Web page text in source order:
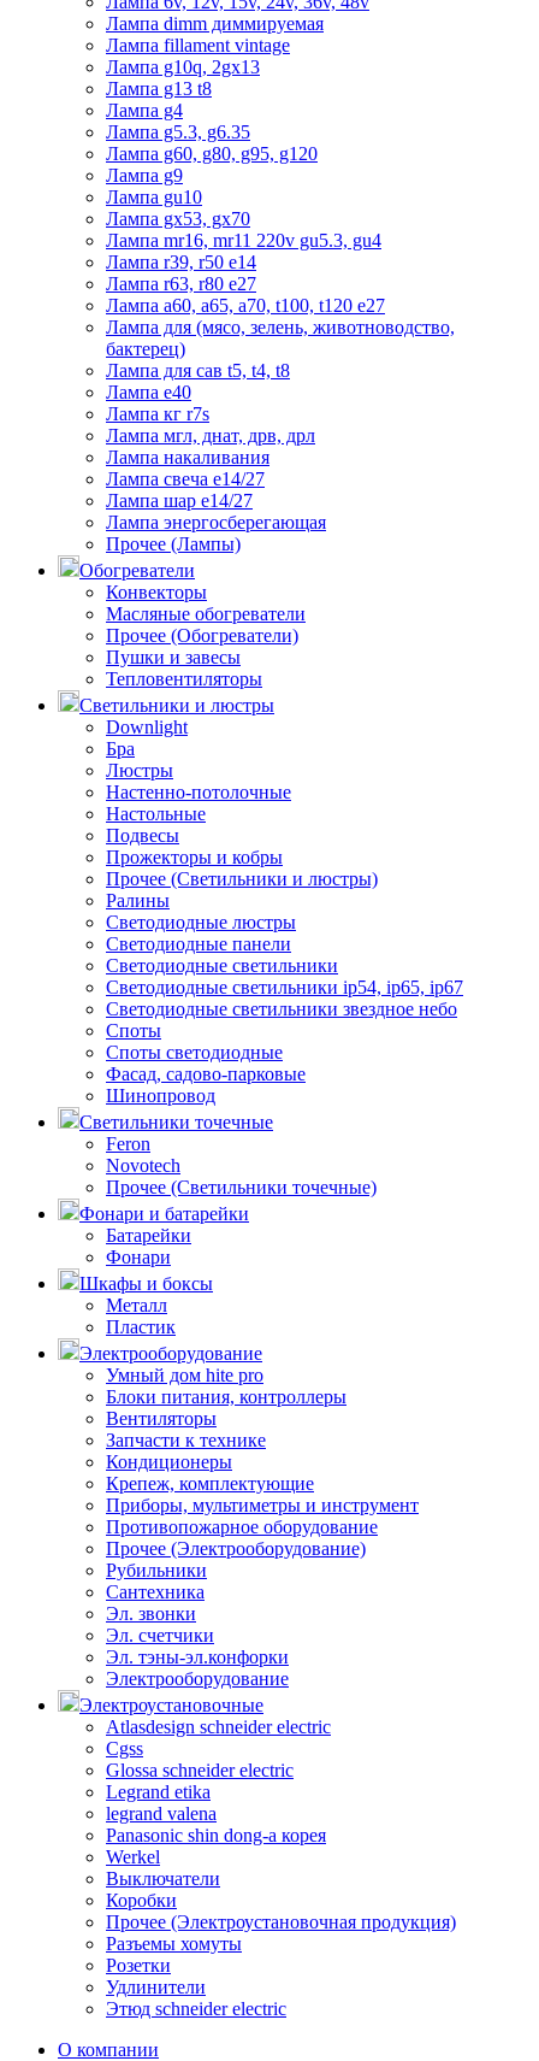
Лампа dimm диммируемая
Лампа fillament vintage
Лампа g10q, 2gx13
Лампа g13 t8
Лампа g4
Лампа g5.3, g6.35
Лампа g60, g80, g95, g120
Лампа g9
Лампа gu10
Лампа gx53, gx70
Лампа mr16, mr11 220v gu5.3, gu4
Лампа r39, r50 е14
Лампа r63, r80 е27
Лампа а60, а65, а70, t100, t120 е27
Лампа для (мясо, зелень, животноводство,
бактерец)
Лампа для сав t5, t4, t8
Лампа е40
Лампа кг r7s
Лампа мгл, днат, дрв, дрл
Лампа накаливания
Лампа свеча е14/27
Лампа шар е14/27
Лампа энергосберегающая
Прочее (Лампы)
Обогреватели
Конвекторы
Масляные обогреватели
Прочее (Обогреватели)
Пушки и завесы
Тепловентиляторы
Светильники и люстры
Downlight
Бра
Люстры
Настенно-потолочные
Настольные
Подвесы
Прожекторы и кобры
Прочее (Светильники и люстры)
Ралины
Светодиодные люстры
Светодиодные панели
Светодиодные светильники
Светодиодные светильники ip54, ip65, ip67
Светодиодные светильники звездное небо
Споты
Споты светодиодные
Фасад, садово-парковые
Шинопровод
Светильники точечные
Feron
Novotech
Прочее (Светильники точечные)
Фонари и батарейки
Батарейки
Фонари
Шкафы и боксы
Металл
Пластик
Электрооборудование
Умный дом hite pro
Блоки питания, контроллеры
Вентиляторы
Запчасти к технике
Кондиционеры
Крепеж, комплектующие
Приборы, мультиметры и инструмент
Противопожарное оборудование
Прочее (Электрооборудование)
Рубильники
Сантехника
Эл. звонки
Эл. счетчики
Эл. тэны-эл.конфорки
Электрооборудование
Электроустановочные
Atlasdesign schneider electric
Cgss
Glossa schneider electric
Legrand etika
legrand valena
Panasonic shin dong-a корея
Werkel
Выключатели
Коробки
Прочее (Электроустановочная продукция)
Разъемы хомуты
Розетки
Удлинители
Этюд schneider electric
О компании